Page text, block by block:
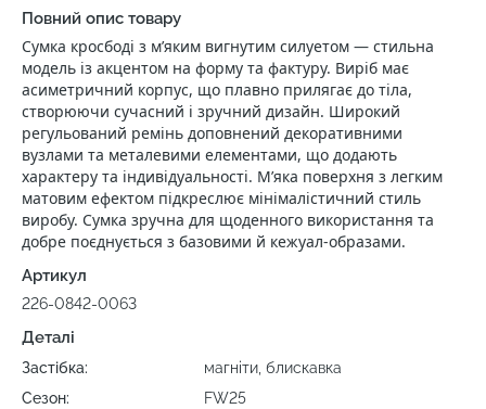
Повний опис товару
Сумка кросбоді з м’яким вигнутим силуетом — стильна
модель із акцентом на форму та фактуру. Виріб має
асиметричний корпус, що плавно прилягає до тіла,
створюючи сучасний і зручний дизайн. Широкий
регульований ремінь доповнений декоративними
вузлами та металевими елементами, що додають
характеру та індивідуальності. М’яка поверхня з легким
матовим ефектом підкреслює мінімалістичний стиль
виробу. Сумка зручна для щоденного використання та
добре поєднується з базовими й кежуал‑образами.
Артикул
226-0842-0063
Деталі
Застібка:
магніти, блискавка
Сезон:
FW25